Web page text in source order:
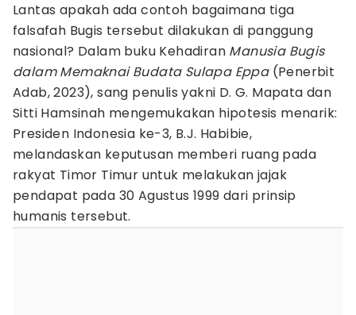
Lantas apakah ada contoh bagaimana tiga
falsafah Bugis tersebut dilakukan di panggung
nasional? Dalam buku Kehadiran Manusia Bugis
dalam Memaknai Budata Sulapa Eppa(Penerbit
Adab, 2023), sang penulis yakni D. G. Mapata dan
Sitti Hamsinah mengemukakan hipotesis menarik:
Presiden Indonesia ke-3, B.J. Habibie,
melandaskan keputusan memberi ruang pada
rakyat Timor Timur untuk melakukan jajak
pendapat pada 30 Agustus 1999 dari prinsip
humanis tersebut.